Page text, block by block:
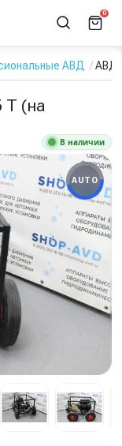
0
АВД АВД
T (на
В наличии
AUTO